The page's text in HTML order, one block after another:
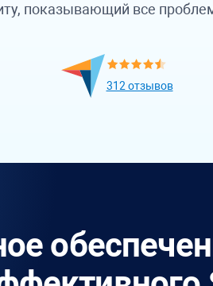
показывающий все
312 отзывов